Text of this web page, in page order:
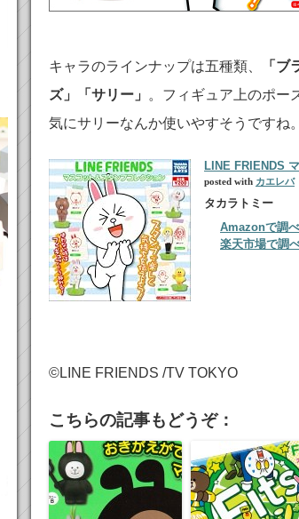
キャラのラインナップは五種類、
「
ズ」「サリー」
。フィギュア上のポー
気にサリーなんか使いやすそうですね
LINE FRIENDS
posted with カエレバ
タカラトミー
Amazonで調
楽天市場で調
©LINE FRIENDS /TV TOKYO
こちらの記事もどうぞ：